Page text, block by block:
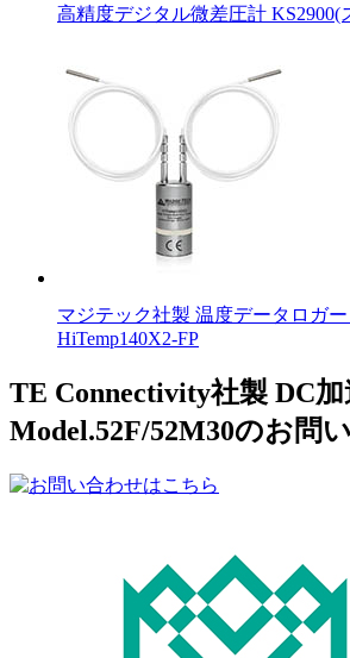
高精度デジタル微差圧計 KS2900(
マジテック社製 温度データロガ
HiTemp140X2-FP
TE Connectivity社製 DC
Model.52F/52M30のお問